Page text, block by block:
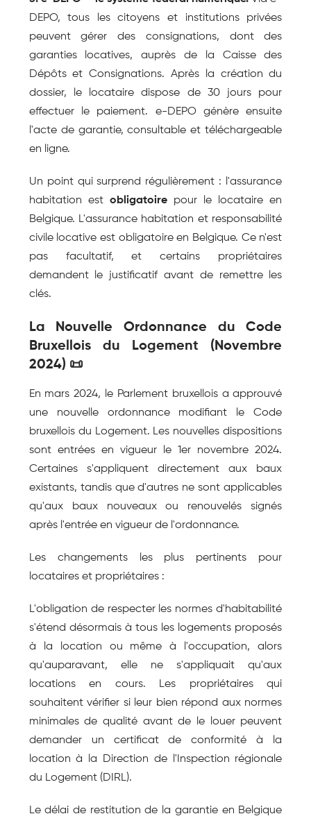
DEPO, tous les citoyens et institutions privées
peuvent gérer des consignations, dont des
garanties locatives, auprès de la Caisse des
Dépôts et Consignations. Après la création du
dossier, le locataire dispose de 30 jours pour
effectuer le paiement. e-DEPO génère ensuite
l'acte de garantie, consultable et téléchargeable
en ligne.
Un point qui surprend régulièrement : l'assurance
habitation est obligatoire pour le locataire en
Belgique. L'assurance habitation et responsabilité
civile locative est obligatoire en Belgique. Ce n'est
pas facultatif, et certains propriétaires
demandent le justificatif avant de remettre les
clés.
La Nouvelle Ordonnance du Code
Bruxellois du Logement (Novembre
2024) 📜
En mars 2024, le Parlement bruxellois a approuvé
une nouvelle ordonnance modifiant le Code
bruxellois du Logement. Les nouvelles dispositions
sont entrées en vigueur le 1er novembre 2024.
Certaines s'appliquent directement aux baux
existants, tandis que d'autres ne sont applicables
qu'aux baux nouveaux ou renouvelés signés
après l'entrée en vigueur de l'ordonnance.
Les changements les plus pertinents pour
locataires et propriétaires :
L'obligation de respecter les normes d'habitabilité
s'étend désormais à tous les logements proposés
à la location ou même à l'occupation, alors
qu'auparavant, elle ne s'appliquait qu'aux
locations en cours. Les propriétaires qui
souhaitent vérifier si leur bien répond aux normes
minimales de qualité avant de le louer peuvent
demander un certificat de conformité à la
location à la Direction de l'Inspection régionale
du Logement (DIRL).
Le délai de restitution de la garantie en Belgique